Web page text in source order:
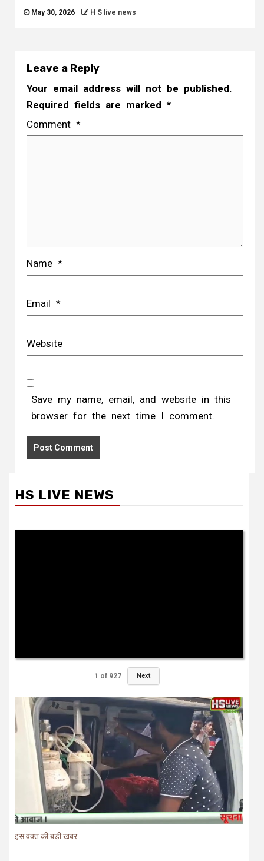
May 30, 2026 H S live news
Leave a Reply
Your email address will not be published.
Required fields are marked *
Comment *
Name *
Email *
Website
Save my name, email, and website in this
browser for the next time I comment.
HS LIVE NEWS
1 of 927 Next
इस वक्त की बड़ी खबर